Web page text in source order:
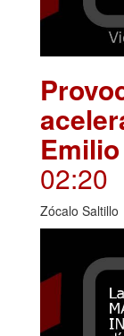
02:20
Zócalo Saltillo